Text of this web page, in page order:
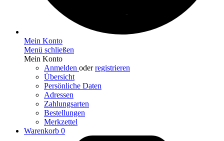
Mein Konto
Menü schließen
Mein Konto
Anmelden oderregistrieren
Übersicht
Persönliche Daten
Adressen
Zahlungsarten
Bestellungen
Merkzettel
Warenkorb 0